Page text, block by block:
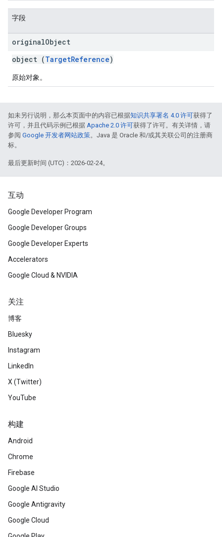
字段
originalObject
object (TargetReference)
原始对象。
如未另行说明，那么本页面中的内容已根据知识共享署名 4.0 许可获得了
许可，并且代码示例已根据 Apache 2.0 许可获得了许可。有关详情，请
参阅 Google 开发者网站政策。Java 是 Oracle 和/或其关联公司的注册商
标。
最后更新时间 (UTC)：2026-02-24。
互动
Google Developer Program
Google Developer Groups
Google Developer Experts
Accelerators
Google Cloud & NVIDIA
关注
博客
Bluesky
Instagram
LinkedIn
X (Twitter)
YouTube
构建
Android
Chrome
Firebase
Google AI Studio
Google Antigravity
Google Cloud